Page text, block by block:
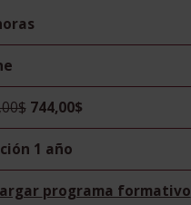
744,00$
1 año
programa formativo